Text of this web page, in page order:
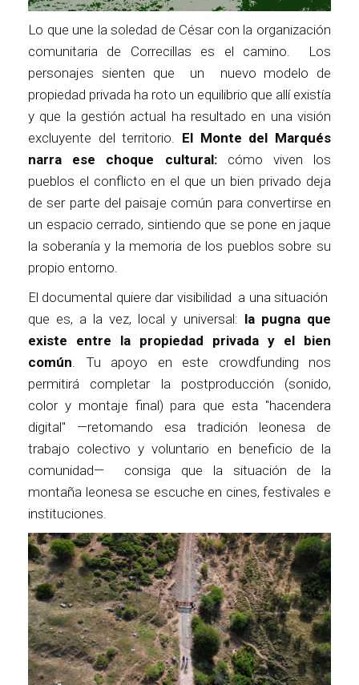
Lo que une la soledad de César con la organización
comunitaria de Correcillas es el camino. Los
personajes sienten que un nuevo modelo de
propiedad privada ha roto un equilibrio que allí existía
y que la gestión actual ha resultado en una visión
excluyente del territorio. El Monte del Marqués
narra ese choque cultural:cómo viven los
pueblos el conflicto en el que un bien privado deja
de ser parte del paisaje común para convertirse en
un espacio cerrado, sintiendo que se pone en jaque
la soberanía y la memoria de los pueblos sobre su
propio entorno.
El documental quiere dar visibilidad a una situación
que es, a la vez, local y universal: la pugna que
existe entre la propiedad privada y el bien
común . Tu apoyo en este crowdfunding nos
permitirá completar la postproducción (sonido,
color y montaje final) para que esta "hacendera
digital" —retomando esa tradición leonesa de
trabajo colectivo y voluntario en beneficio de la
comunidad— consiga que la situación de la
montaña leonesa se escuche en cines, festivales e
instituciones.